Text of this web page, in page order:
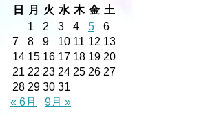
日
月 火 水 木 金 土
1
2 3 4 5
6
7
8 9 10 11 12 13
14 15 16 17 18 19 20
21 22 23 24 25 26 27
28 29 30 31
« 6月
9月 »